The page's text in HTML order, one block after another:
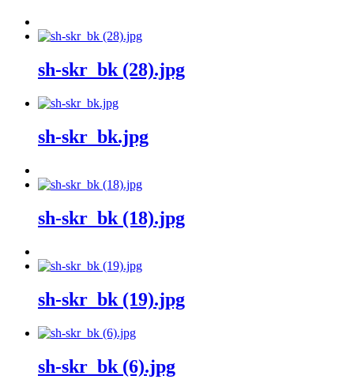
sh-skr_bk (28).jpg
sh-skr_bk.jpg
sh-skr_bk (18).jpg
sh-skr_bk (19).jpg
sh-skr_bk (6).jpg